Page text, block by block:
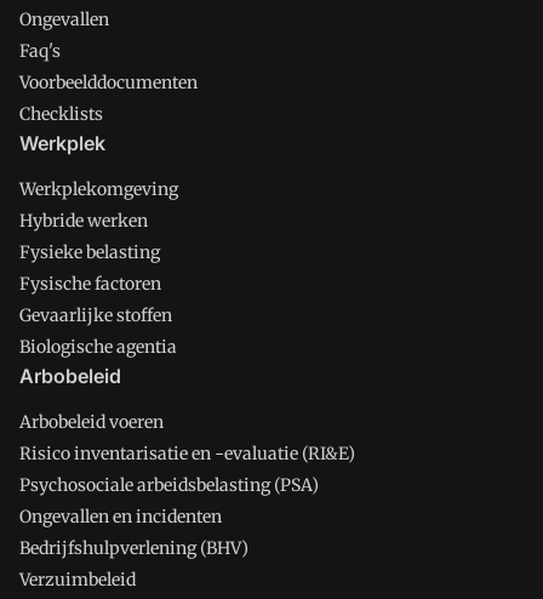
Ongevallen
Faq's
Voorbeelddocumenten
Checklists
Werkplek
Werkplekomgeving
Hybride werken
Fysieke belasting
Fysische factoren
Gevaarlijke stoffen
Biologische agentia
Arbobeleid
Arbobeleid voeren
Risico inventarisatie en -evaluatie (RI&E)
Psychosociale arbeidsbelasting (PSA)
Ongevallen en incidenten
Bedrijfshulpverlening (BHV)
Verzuimbeleid